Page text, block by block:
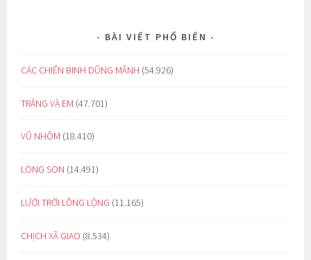
BÀI VIẾT PHỔ BIẾN
CÁC CHIẾN BINH DŨNG MÃNH (54.926)
TRĂNG VÀ EM (47.701)
VŨ NHÔM (18.410)
LÒNG SON (14.491)
LƯỚI TRỜI LỒNG LỘNG (11.165)
CHỊCH XÃ GIAO (8.534)